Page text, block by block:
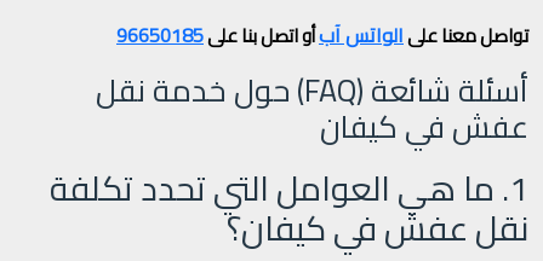
تواصل معنا علىالواتس آبأو اتصل بنا على96650185
أسئلة شائعة (FAQ) حول خدمة نقل
عفش في كيفان
1. ما هي العوامل التي تحدد تكلفة
نقل عفش في كيفان؟